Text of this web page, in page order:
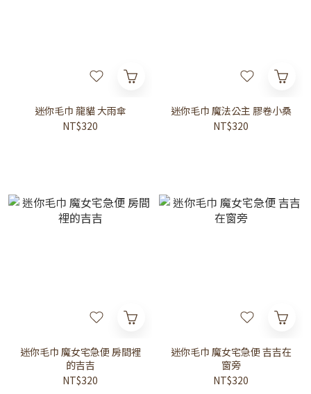
迷你毛巾 龍貓 大雨傘
NT$320
迷你毛巾 魔法公主 膠卷小桑
NT$320
迷你毛巾 魔女宅急便 房間裡
的吉吉
NT$320
迷你毛巾 魔女宅急便 吉吉在
窗旁
NT$320